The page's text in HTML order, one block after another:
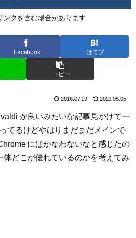
ンクを含む場合があります
Facebook はてブ
コピー
2016.07.19 2020.05.05
が良いみたいな記事見かけて一
てるけどやはりまだまだメインで
にはかなわないなと感じたの
体どこが優れているのかを考えてみ